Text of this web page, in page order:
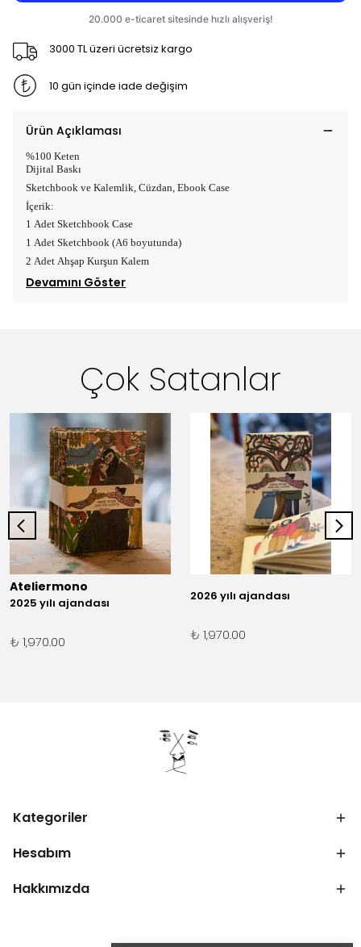
3000 TL üzeri ücretsiz kargo
10 gün içinde iade değişim
Ürün Açıklaması
%100 Keten
Dijital Baskı
Sketchbook ve Kalemlik, Cüzdan, Ebook Case
İçerik:
1 Adet Sketchbook Case
1 Adet Sketchbook (A6 boyutunda)
2 Adet Ahşap Kurşun Kalem
Devamını Göster
Çok Satanlar
Ateliermono
2025 yılı ajandası
₺ 1,970.00
2026 yılı ajandası
₺ 1,970.00
Kategoriler
Hesabım
Hakkımızda